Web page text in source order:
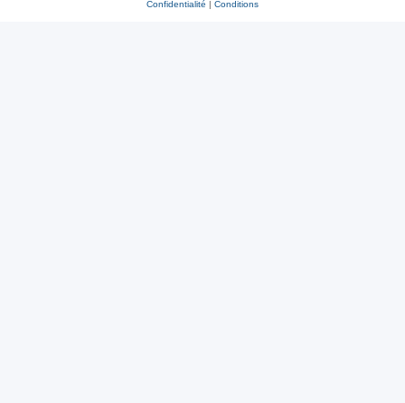
Confidentialité | Conditions